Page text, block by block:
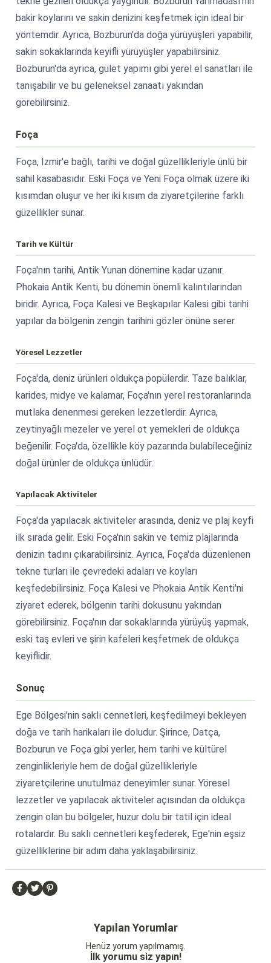
bakir koylarını ve sakin denizini keşfetmek için ideal bir
yöntemdir. Ayrıca, Bozburun'da doğa yürüyüşleri yapabilir,
sakin sokaklarında keyifli yürüyüşler yapabilirsiniz.
Bozburun'da ayrıca, gulet yapımı gibi yerel el sanatları ile
tanışabilir ve bu geleneksel zanaatı yakından
görebilirsiniz.
Foça
Foça, İzmir'e bağlı, tarihi ve doğal güzellikleriyle ünlü bir
sahil kasabasıdır. Eski Foça ve Yeni Foça olmak üzere iki
kısımdan oluşur ve her iki kısım da ziyaretçilerine farklı
güzellikler sunar.
Tarih ve Kültür
Foça'nın tarihi, Antik Yunan dönemine kadar uzanır.
Phokaia Antik Kenti, bu dönemin önemli kalıntılarından
biridir. Ayrıca, Foça Kalesi ve Beşkapılar Kalesi gibi tarihi
yapılar da bölgenin zengin tarihini gözler önüne serer.
Yöresel Lezzetler
Foça'da, deniz ürünleri oldukça popülerdir. Taze balıklar,
karides, midye ve kalamar, Foça'nın yerel restoranlarında
mutlaka denenmesi gereken lezzetlerdir. Ayrıca,
zeytinyağlı mezeler ve yerel ot yemekleri de oldukça
beğenilir. Foça'da, özellikle köy pazarında bulabileceğiniz
doğal ürünler de oldukça ünlüdür.
Yapılacak Aktiviteler
Foça'da yapılacak aktiviteler arasında, deniz ve plaj keyfi
ilk sırada gelir. Eski Foça'nın sakin ve temiz plajlarında
denizin tadını çıkarabilirsiniz. Ayrıca, Foça'da düzenlenen
tekne turları ile çevredeki adaları ve koyları
keşfedebilirsiniz. Foça Kalesi ve Phokaia Antik Kenti'ni
ziyaret ederek, bölgenin tarihi dokusunu yakından
görebilirsiniz. Foça'nın dar sokaklarında yürüyüş yapmak,
eski taş evleri ve şirin kafeleri keşfetmek de oldukça
keyiflidir.
Sonuç
Ege Bölgesi'nin saklı cennetleri, keşfedilmeyi bekleyen
doğa ve tarih harikaları ile doludur. Şirince, Datça,
Bozburun ve Foça gibi yerler, hem tarihi ve kültürel
zenginlikleriyle hem de doğal güzellikleriyle
ziyaretçilerine unutulmaz deneyimler sunar. Yöresel
lezzetler ve yapılacak aktiviteler açısından da oldukça
zengin olan bu bölgeler, huzur dolu bir tatil için ideal
rotalardır. Bu saklı cennetleri keşfederek, Ege'nin eşsiz
güzelliklerine bir adım daha yaklaşabilirsiniz.
Yapılan Yorumlar
Henüz yorum yapılmamış.
İlk yorumu siz yapın!